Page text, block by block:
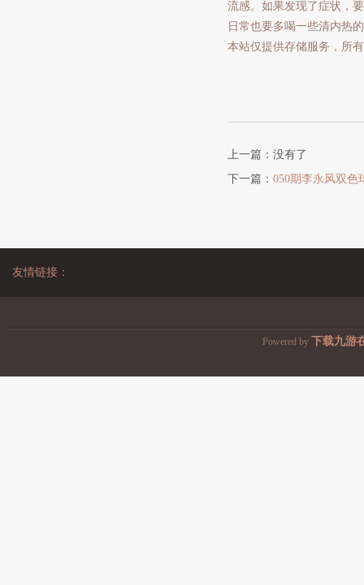
流感。如果发现了症状，
日常也要多喝一些清内热
本站仅提供存储服务，所
上一篇：没有了
下一篇： 050期李永风双色
友情链接：
Powered by 下载九游